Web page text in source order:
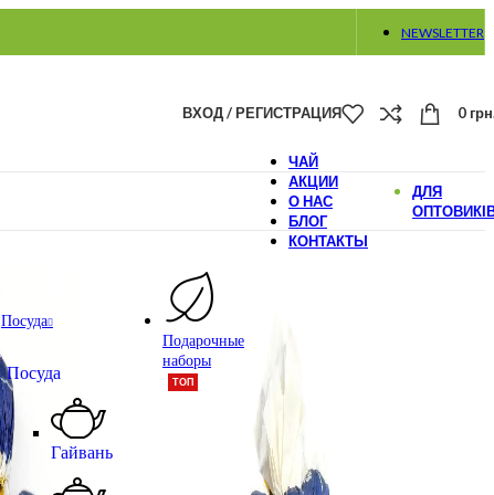
NEWSLETTER
ВХОД / РЕГИСТРАЦИЯ 0
Посуда
Посуда
Гайвань
Подарочные
наборы
ТОП
ЧАЙ
АКЦИИ
О НАС
БЛОГ
КОНТАКТЫ
ДЛЯ